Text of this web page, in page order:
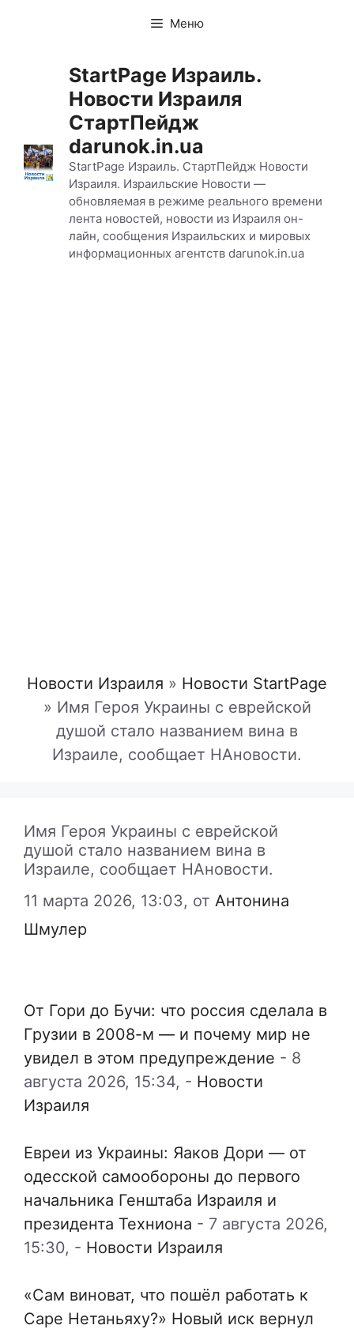
Меню
StartPage Израиль.
Новости Израиля
СтартПейдж
darunok.in.ua
StartPage Израиль. СтартПейдж Новости
Израиля. Израильские Новости —
обновляемая в режиме реального времени
лента новостей, новости из Израиля он-
лайн, сообщения Израильских и мировых
информационных агентств darunok.in.ua
Новости Израиля » Новости StartPage
» Имя Героя Украины с еврейской
душой стало названием вина в
Израиле, сообщает НАновости.
Имя Героя Украины с еврейской
душой стало названием вина в
Израиле, сообщает НАновости.
11 марта 2026, 13:03, от Антонина
Шмулер
От Гори до Бучи: что россия сделала в
Грузии в 2008-м — и почему мир не
увидел в этом предупреждение - 8
августа 2026, 15:34, - Новости
Израиля
Евреи из Украины: Яаков Дори — от
одесской самообороны до первого
начальника Генштаба Израиля и
президента Техниона - 7 августа 2026,
15:30, - Новости Израиля
«Сам виноват, что пошёл работать к
Саре Нетаньяху?» Новый иск вернул